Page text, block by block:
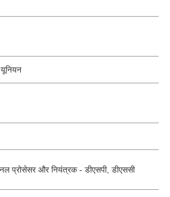
यूनियन
प्रोसेसर और नियंत्रक - डीएसपी, डीएससी